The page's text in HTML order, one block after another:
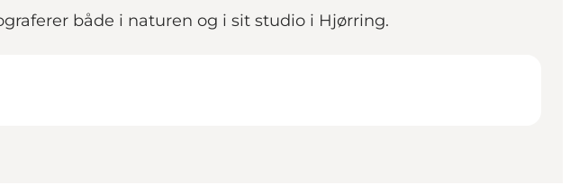
både i naturen og i sit studio i Hjørring.